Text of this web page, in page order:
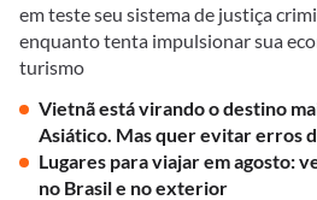
em teste seu sistema de justiça
enquanto tenta impulsionar sua
turismo
Vietnã está virando o destino
Asiático. Mas quer evitar erros
Lugares para viajar em agosto:
no Brasil e no exterior